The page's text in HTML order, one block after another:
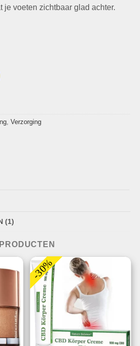
je voeten zichtbaar glad achter.
, Verzorging
(1)
-30%